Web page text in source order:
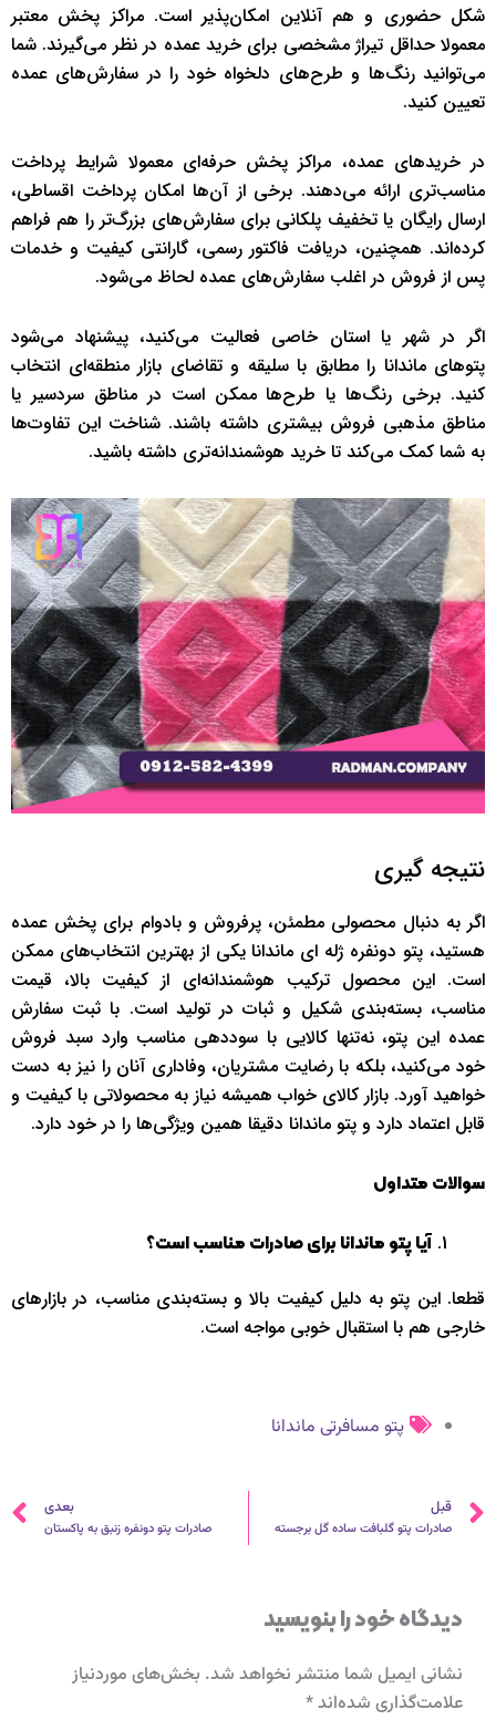
شکل حضوری و هم آنلاین امکان‌پذیر است. مراکز پخش معتبر
معمولا حداقل تیراژ مشخصی برای خرید عمده در نظر می‌گیرند. شما
می‌توانید رنگ‌ها و طرح‌های دلخواه خود را در سفارش‌های عمده
تعیین کنید.
در خریدهای عمده، مراکز پخش حرفه‌ای معمولا شرایط پرداخت
مناسب‌تری ارائه می‌دهند. برخی از آن‌ها امکان پرداخت اقساطی،
ارسال رایگان یا تخفیف پلکانی برای سفارش‌های بزرگ‌تر را هم فراهم
کرده‌اند. همچنین، دریافت فاکتور رسمی، گارانتی کیفیت و خدمات
پس از فروش در اغلب سفارش‌های عمده لحاظ می‌شود.
اگر در شهر یا استان خاصی فعالیت می‌کنید، پیشنهاد می‌شود
پتوهای ماندانا را مطابق با سلیقه و تقاضای بازار منطقه‌ای انتخاب
کنید. برخی رنگ‌ها یا طرح‌ها ممکن است در مناطق سردسیر یا
مناطق مذهبی فروش بیشتری داشته باشند. شناخت این تفاوت‌ها
به شما کمک می‌کند تا خرید هوشمندانه‌تری داشته باشید.
نتیجه ‌گیری
اگر به دنبال محصولی مطمئن، پرفروش و بادوام برای پخش عمده
هستید، پتو دونفره ژله ای ماندانا یکی از بهترین انتخاب‌های ممکن
است. این محصول ترکیب هوشمندانه‌ای از کیفیت بالا، قیمت
مناسب، بسته‌بندی شکیل و ثبات در تولید است. با ثبت سفارش
عمده این پتو، نه‌تنها کالایی با سوددهی مناسب وارد سبد فروش
خود می‌کنید، بلکه با رضایت مشتریان، وفاداری آنان را نیز به دست
خواهید آورد. بازار کالای خواب همیشه نیاز به محصولاتی با کیفیت و
قابل اعتماد دارد و پتو ماندانا دقیقا همین ویژگی‌ها را در خود دارد.
سوالات متداول
آیا پتو ماندانا برای صادرات مناسب است؟
قطعا. این پتو به دلیل کیفیت بالا و بسته‌بندی مناسب، در بازارهای
خارجی هم با استقبال خوبی مواجه است.
پتو مسافرتی ماندانا
قبلی
قبل
صادرات پتو گلبافت ساده گل برجسته
بعدی
صادرات پتو دونفره زنبق به پاکستان
دیدگاه‌ خود را بنویسید
نشانی ایمیل شما منتشر نخواهد شد. بخش‌های موردنیاز
علامت‌گذاری شده‌اند*